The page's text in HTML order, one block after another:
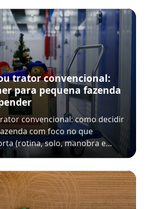
trator convencional:
para pequena fazenda
convencional: como decidir
com foco no que
(rotina, solo, manobra e…